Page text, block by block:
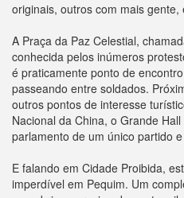
originais, outros com mais gente,
A Praça da Paz Celestial,
conhecida pelos inúmeros
é praticamente ponto de
passeando entre soldados.
outros pontos de interesse
Nacional da China, o Grande
parlamento de um único partido
E falando em Cidade Proibida,
imperdível em Pequim. Um